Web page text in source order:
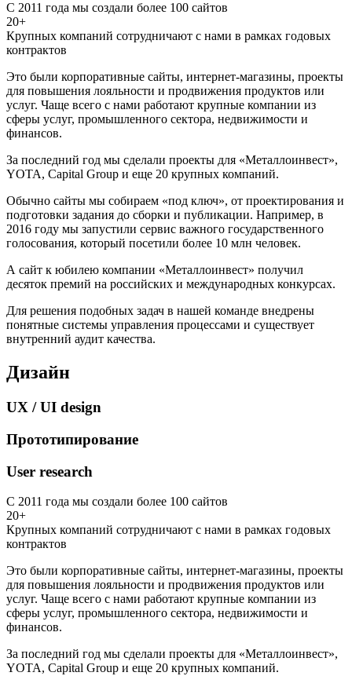
С 2011 года мы создали более 100 сайтов
20+
Крупных компаний сотрудничают с нами в рамках годовых
контрактов
Это были корпоративные сайты, интернет-магазины, проекты
для повышения лояльности и продвижения продуктов или
услуг. Чаще всего с нами работают крупные компании из
сферы услуг, промышленного сектора, недвижимости и
финансов.
За последний год мы сделали проекты для «Металлоинвест»,
YOTA, Capital Group и еще 20 крупных компаний.
Обычно сайты мы собираем «под ключ», от проектирования и
подготовки задания до сборки и публикации. Например, в
2016 году мы запустили сервис важного государственного
голосования, который посетили более 10 млн человек.
А сайт к юбилею компании «Металлоинвест» получил
десяток премий на российских и международных конкурсах.
Для решения подобных задач в нашей команде внедрены
понятные системы управления процессами и существует
внутренний аудит качества.
Дизайн
UX / UI design
Прототипирование
User research
С 2011 года мы создали более 100 сайтов
20+
Крупных компаний сотрудничают с нами в рамках годовых
контрактов
Это были корпоративные сайты, интернет-магазины, проекты
для повышения лояльности и продвижения продуктов или
услуг. Чаще всего с нами работают крупные компании из
сферы услуг, промышленного сектора, недвижимости и
финансов.
За последний год мы сделали проекты для «Металлоинвест»,
YOTA, Capital Group и еще 20 крупных компаний.